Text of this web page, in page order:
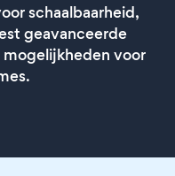
schaalbaarheid,
geavanceerde
voor